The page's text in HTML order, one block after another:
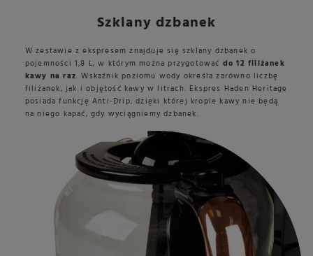
Szklany dzbanek
W zestawie z ekspresem znajduje się szklany dzbanek o
pojemności 1,8 L, w którym można przygotować do 12 filiżanek
kawy na raz. Wskaźnik poziomu wody określa zarówno liczbę
filiżanek, jak i objętość kawy w litrach. Ekspres Haden Heritage
posiada funkcję Anti-Drip, dzięki której krople kawy nie będą
na niego kapać, gdy wyciągniemy dzbanek.